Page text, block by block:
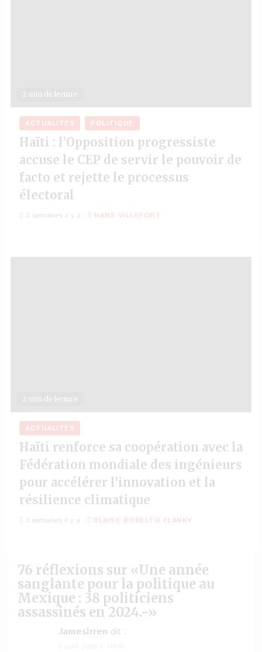
2 min de lecture
ACTUALITÉS POLITIQUE
Haïti : l’Opposition progressiste
accuse le CEP de servir le pouvoir de
facto et rejette le processus
électoral
2 semaines il y a HANS VILLEFORT
2 min de lecture
ACTUALITÉS
Haïti renforce sa coopération avec la
Fédération mondiale des ingénieurs
pour accélérer l’innovation et la
résilience climatique
3 semaines il y a BLAISE ROBELTO FLANKY
76 réflexions sur «Une année
sanglante pour la politique au
Mexique : 38 politiciens
assassinés en 2024.-»
JamesIrren dit :